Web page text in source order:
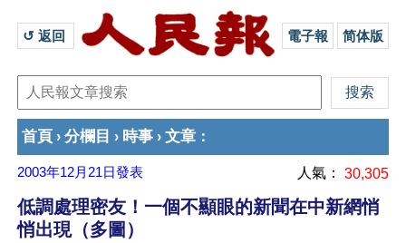
↺ 返回 電子報 简体版
首頁 › 分欄目 › 時事 › 文章 ：
2003年12月21日發表 人氣： 30,305
低調處理密友！一個不顯眼的新聞在中新網悄
悄出現（多圖）